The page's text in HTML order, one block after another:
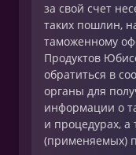
за свой счет
таких пошлин,
таможенному
Продуктов
обратиться в
органы для
информации о
и процедурах, а
(применяемых)